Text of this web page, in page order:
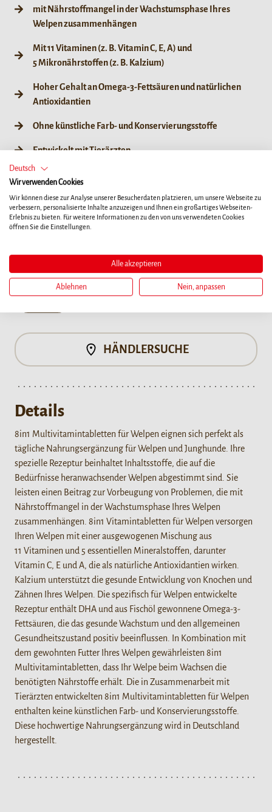
mit Nährstoffmangel in der Wachstumsphase Ihres
Welpen zusammenhängen
Mit 11 Vitaminen (z. B. Vitamin C, E, A) und
5 Mikronährstoffen (z. B. Kalzium)
Hoher Gehalt an Omega-3-Fettsäuren und natürlichen
Antioxidantien
Ohne künstliche Farb- und Konservierungsstoffe
Entwickelt mit Tierärzten
Hergestellt in Deutschland
WELPEN
AUSGEWACHSENE
100 tbl
HÄNDLERSUCHE
Details
8in1 Multivitamintabletten für Welpen eignen sich perfekt als
tägliche Nahrungsergänzung für Welpen und Junghunde. Ihre
spezielle Rezeptur beinhaltet Inhaltsstoffe, die auf die
Bedürfnisse heranwachsender Welpen abgestimmt sind. Sie
leisten einen Beitrag zur Vorbeugung von Problemen, die mit
Nährstoffmangel in der Wachstumsphase Ihres Welpen
zusammenhängen. 8in1 Vitamintabletten für Welpen versorgen
Ihren Welpen mit einer ausgewogenen Mischung aus
11 Vitaminen und 5 essentiellen Mineralstoffen, darunter
Vitamin C, E und A, die als natürliche Antioxidantien wirken.
Kalzium unterstützt die gesunde Entwicklung von Knochen und
Zähnen Ihres Welpen. Die spezifisch für Welpen entwickelte
Rezeptur enthält DHA und aus Fischöl gewonnene Omega-3-
Fettsäuren, die das gesunde Wachstum und den allgemeinen
Gesundheitszustand positiv beeinflussen. In Kombination mit
dem gewohnten Futter Ihres Welpen gewährleisten 8in1
Multivitamintabletten, dass Ihr Welpe beim Wachsen die
benötigten Nährstoffe erhält. Die in Zusammenarbeit mit
Tierärzten entwickelten 8in1 Multivitamintabletten für Welpen
enthalten keine künstlichen Farb- und Konservierungsstoffe.
Diese hochwertige Nahrungsergänzung wird in Deutschland
hergestellt.
Deutsch
Wir verwenden Cookies
Wir können diese zur Analyse unserer Besucherdaten platzieren, um unsere Webseite zu
verbessern, personalisierte Inhalte anzuzeigen und Ihnen ein großartiges Webseiten-
Erlebnis zu bieten. Für weitere Informationen zu den von uns verwendeten Cookies
öffnen Sie die Einstellungen.
Alle akzeptieren
Ablehnen Nein, anpassen